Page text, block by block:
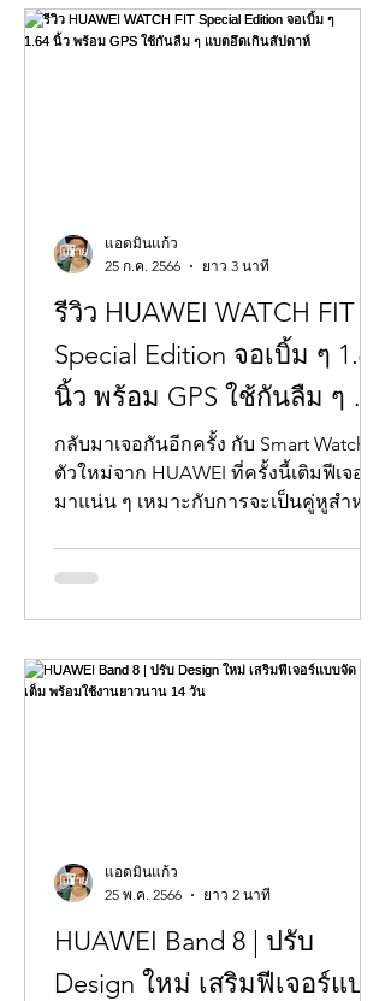
รีวิว HUAWEI WATCH FIT
Special Edition จอเบิ้ม ๆ 1.64
นิ้ว พร้อม GPS ใช้กันลืม ๆ แบ
ตอึดเกินสัปดาห์
กลับมาเจอกันอีกครั้ง กับ Smart Watch
ตัวใหม่จาก HUAWEI ที่ครั้งนี้เติมฟีเจอร์
มาแน่น ๆ เหมาะกับการจะเป็นคู่หูสำหรับ
แอดมินแก้ว
25 ก.ค. 2566
ยาว 3 นาที
HUAWEI Band 8 | ปรับ
Design ใหม่ เสริมฟีเจอร์แบบ
แอดมินแก้ว
25 พ.ค. 2566
ยาว 2 นาที